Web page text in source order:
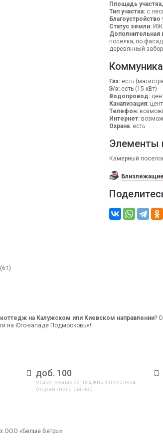
Площадь
Тип участка:с
Благоустройство
Статус земли:
Дополнительная
поселка; по
деревянный забор
Газ:есть
Э/э:есть (15 кВт)
Водопровод:
Канализация:
Телефон:
Интернет:
Охрана: есть
Элементы
Камерный
(61)
на Калужском или Киевском направлении?
на Юго-западе Подмосковья!
доб. 100
отдел новых коттеджных поселков
(первичного рынка)
ООО «Белые Ветры»